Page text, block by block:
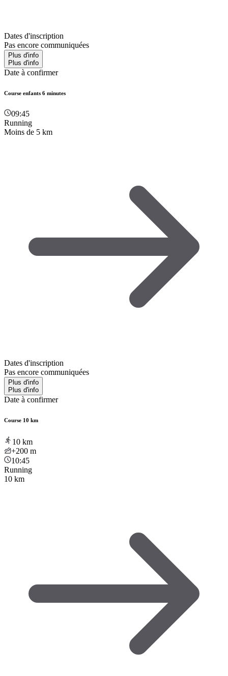
Dates d'inscription
Pas encore communiquées
Plus d'info
Plus d'info
Date à confirmer
Course enfants 6 minutes
09:45
Running
Moins de 5 km
Dates d'inscription
Pas encore communiquées
Plus d'info
Plus d'info
Date à confirmer
Course 10 km
10 km
+200 m
10:45
Running
10 km